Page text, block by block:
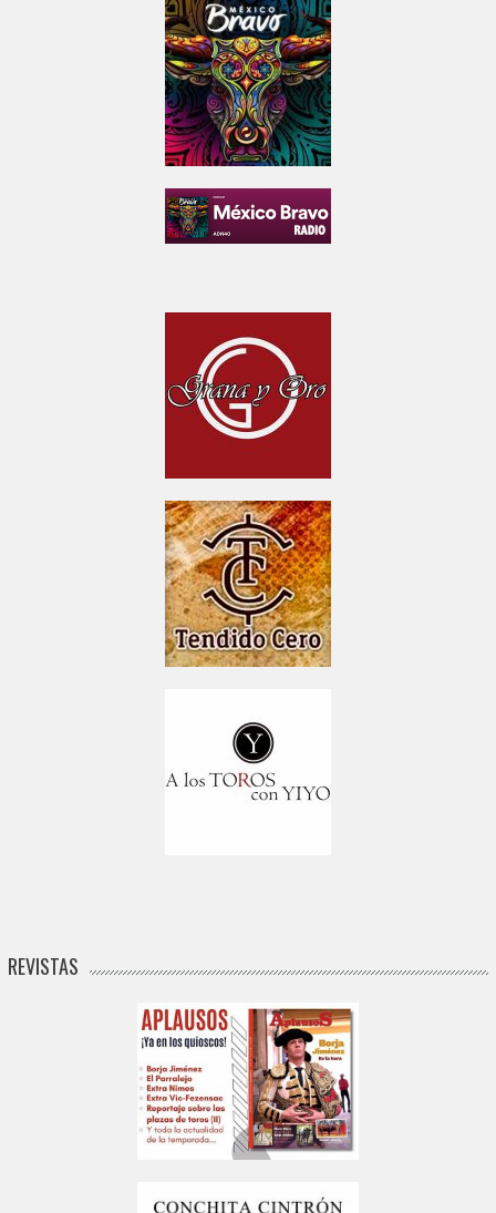
REVISTAS